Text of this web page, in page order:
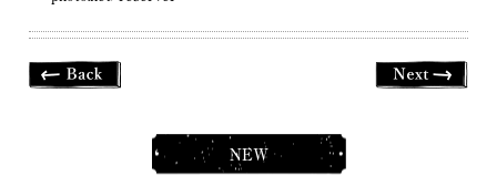
NEW